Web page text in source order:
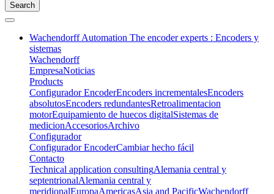
Search
Wachendorff Automation The encoder experts : Encoders y
sistemas
Wachendorff
EmpresaNoticias
Products
Configurador EncoderEncoders incrementalesEncoders
absolutosEncoders redundantesRetroalimentacion
motorEquipamiento de huecos digitalSistemas de
medicionAccesoriosArchivo
Configurador
Configurador EncoderCambiar hecho fácil
Contacto
Technical application consultingAlemania central y
septentrionalAlemania central y
meridionalEuropaAmericasAsia and PacificWachendorff